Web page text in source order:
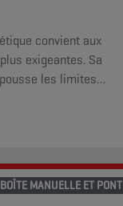
convient aux
exigeantes. Sa
les limites
MANUELLE ET PONT